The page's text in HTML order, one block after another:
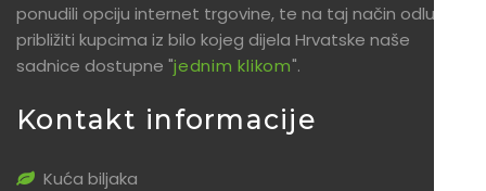
ponudili opciju internet trgovine, te na taj način odlučili
približiti kupcima iz bilo kojeg dijela Hrvatske naše
sadnice dostupne "jednim klikom".
Kontakt informacije
Kuća biljaka